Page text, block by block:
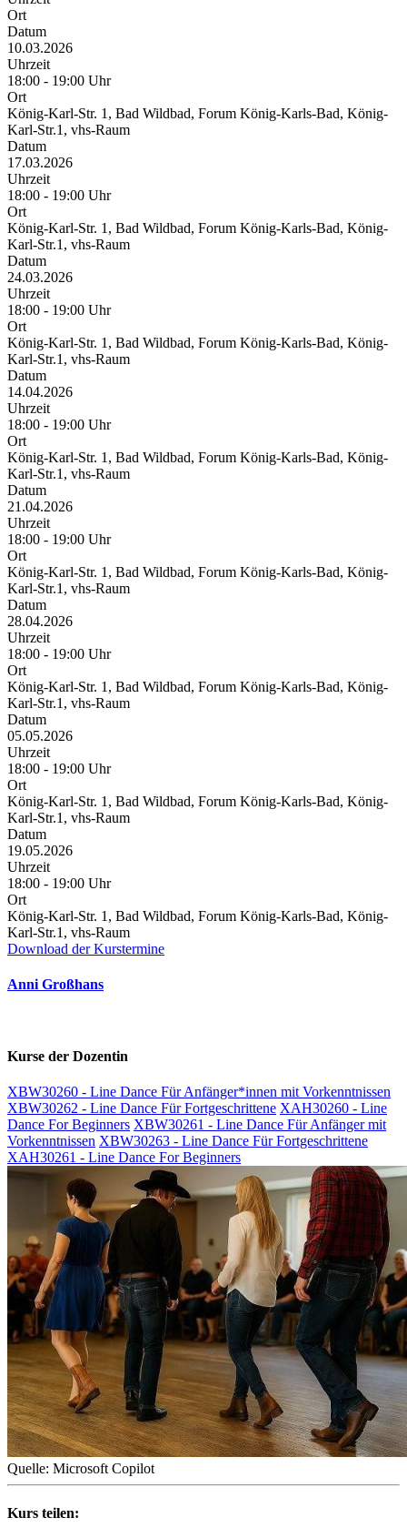
Ort
Datum
10.03.2026
Uhrzeit
18:00 - 19:00 Uhr
Ort
König-Karl-Str. 1, Bad Wildbad, Forum König-Karls-Bad, König-
Karl-Str.1, vhs-Raum
Datum
17.03.2026
Uhrzeit
18:00 - 19:00 Uhr
Ort
König-Karl-Str. 1, Bad Wildbad, Forum König-Karls-Bad, König-
Karl-Str.1, vhs-Raum
Datum
24.03.2026
Uhrzeit
18:00 - 19:00 Uhr
Ort
König-Karl-Str. 1, Bad Wildbad, Forum König-Karls-Bad, König-
Karl-Str.1, vhs-Raum
Datum
14.04.2026
Uhrzeit
18:00 - 19:00 Uhr
Ort
König-Karl-Str. 1, Bad Wildbad, Forum König-Karls-Bad, König-
Karl-Str.1, vhs-Raum
Datum
21.04.2026
Uhrzeit
18:00 - 19:00 Uhr
Ort
König-Karl-Str. 1, Bad Wildbad, Forum König-Karls-Bad, König-
Karl-Str.1, vhs-Raum
Datum
28.04.2026
Uhrzeit
18:00 - 19:00 Uhr
Ort
König-Karl-Str. 1, Bad Wildbad, Forum König-Karls-Bad, König-
Karl-Str.1, vhs-Raum
Datum
05.05.2026
Uhrzeit
18:00 - 19:00 Uhr
Ort
König-Karl-Str. 1, Bad Wildbad, Forum König-Karls-Bad, König-
Karl-Str.1, vhs-Raum
Datum
19.05.2026
Uhrzeit
18:00 - 19:00 Uhr
Ort
König-Karl-Str. 1, Bad Wildbad, Forum König-Karls-Bad, König-
Karl-Str.1, vhs-Raum
Download der Kurstermine
Anni Großhans
Kurse der Dozentin
XBW30260 - Line Dance Für Anfänger*innen mit Vorkenntnissen
XBW30262 - Line Dance Für Fortgeschrittene XAH30260 - Line
Dance For Beginners XBW30261 - Line Dance Für Anfänger mit
Vorkenntnissen XBW30263 - Line Dance Für Fortgeschrittene
XAH30261 - Line Dance For Beginners
Quelle: Microsoft Copilot
Kurs teilen: